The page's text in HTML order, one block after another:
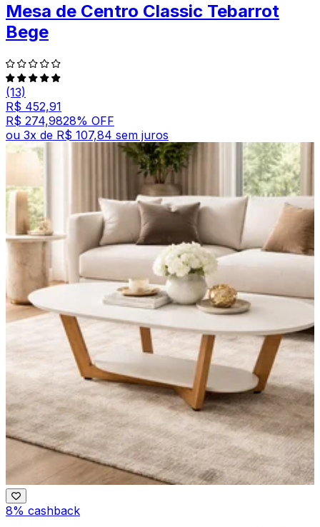
Mesa de Centro Classic Tebarrot
Bege
(13)
R$ 452,91
R$ 274,9828% OFF
ou 3x de R$ 107,84 sem juros
8% cashback